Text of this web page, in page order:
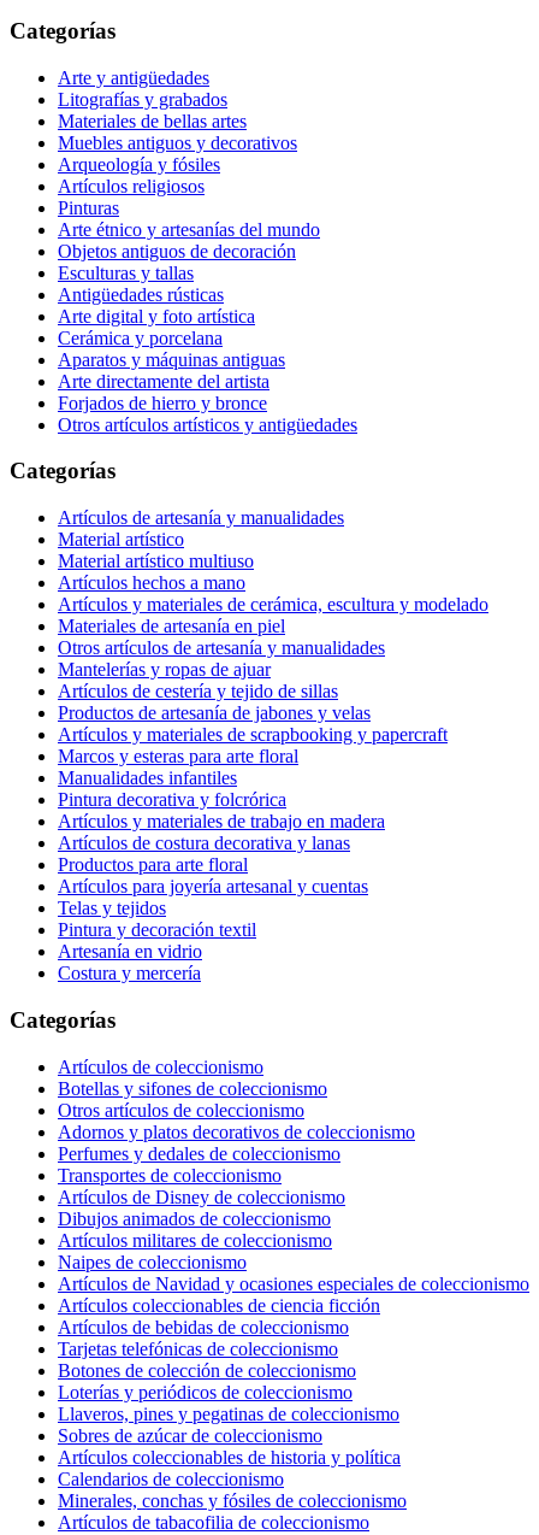
Categorías
Arte y antigüedades
Litografías y grabados
Materiales de bellas artes
Muebles antiguos y decorativos
Arqueología y fósiles
Artículos religiosos
Pinturas
Arte étnico y artesanías del mundo
Objetos antiguos de decoración
Esculturas y tallas
Antigüedades rústicas
Arte digital y foto artística
Cerámica y porcelana
Aparatos y máquinas antiguas
Arte directamente del artista
Forjados de hierro y bronce
Otros artículos artísticos y antigüedades
Categorías
Artículos de artesanía y manualidades
Material artístico
Material artístico multiuso
Artículos hechos a mano
Artículos y materiales de cerámica, escultura y modelado
Materiales de artesanía en piel
Otros artículos de artesanía y manualidades
Mantelerías y ropas de ajuar
Artículos de cestería y tejido de sillas
Productos de artesanía de jabones y velas
Artículos y materiales de scrapbooking y papercraft
Marcos y esteras para arte floral
Manualidades infantiles
Pintura decorativa y folcrórica
Artículos y materiales de trabajo en madera
Artículos de costura decorativa y lanas
Productos para arte floral
Artículos para joyería artesanal y cuentas
Telas y tejidos
Pintura y decoración textil
Artesanía en vidrio
Costura y mercería
Categorías
Artículos de coleccionismo
Botellas y sifones de coleccionismo
Otros artículos de coleccionismo
Adornos y platos decorativos de coleccionismo
Perfumes y dedales de coleccionismo
Transportes de coleccionismo
Artículos de Disney de coleccionismo
Dibujos animados de coleccionismo
Artículos militares de coleccionismo
Naipes de coleccionismo
Artículos de Navidad y ocasiones especiales de coleccionismo
Artículos coleccionables de ciencia ficción
Artículos de bebidas de coleccionismo
Tarjetas telefónicas de coleccionismo
Botones de colección de coleccionismo
Loterías y periódicos de coleccionismo
Llaveros, pines y pegatinas de coleccionismo
Sobres de azúcar de coleccionismo
Artículos coleccionables de historia y política
Calendarios de coleccionismo
Minerales, conchas y fósiles de coleccionismo
Artículos de tabacofilia de coleccionismo